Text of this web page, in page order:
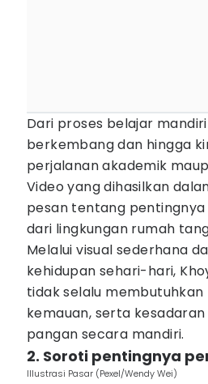
Dari proses belajar
berkembang dan hingga
perjalanan akademik
Video yang dihasilkan
pesan tentang
dari lingkungan rumah
Melalui visual sederhana
kehidupan sehari-hari,
tidak selalu
kemauan, serta
pangan secara mandiri.
2. Soroti pentingnya
Illustrasi Pasar (Pexel/Wendy Wei)